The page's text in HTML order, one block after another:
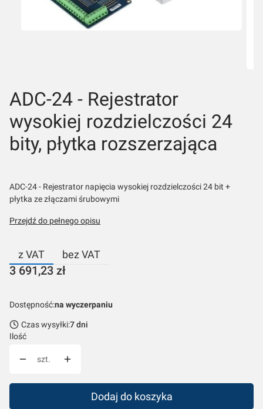
ADC-24 - Rejestrator
wysokiej rozdzielczości 24
bity, płytka rozszerzająca
ADC-24 - Rejestrator napięcia wysokiej rozdzielczości 24 bit +
płytka ze złączami śrubowymi
Przejdź do pełnego opisu
z VAT bez VAT
Cena
3 691,23 zł
Dostępność:na wyczerpaniu
Czas wysyłki:7 dni
Ilość
szt.
Dodaj do koszyka